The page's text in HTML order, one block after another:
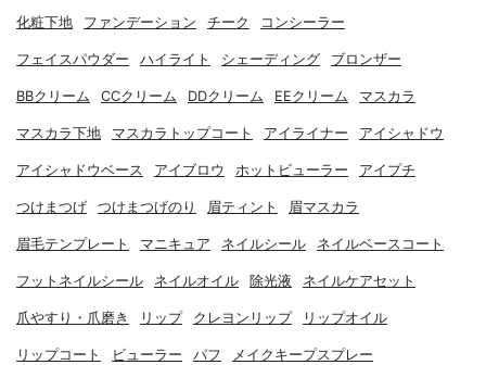
化粧下地 ファンデーション チーク コンシーラー
フェイスパウダー ハイライト シェーディング ブロンザー
BBクリーム CCクリーム DDクリーム EEクリーム マスカラ
マスカラ下地 マスカラトップコート アイライナー アイシャドウ
アイシャドウベース アイブロウ ホットビューラー アイプチ
つけまつげ つけまつげのり 眉ティント 眉マスカラ
眉毛テンプレート マニキュア ネイルシール ネイルベースコート
フットネイルシール ネイルオイル 除光液 ネイルケアセット
爪やすり・爪磨き リップ クレヨンリップ リップオイル
リップコート ビューラー パフ メイクキープスプレー